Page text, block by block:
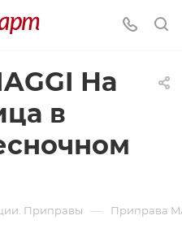
На
в
Приправы — Приправа